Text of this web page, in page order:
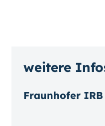
weitere
Fraunhofer IRB